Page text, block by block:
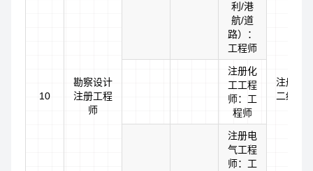
10
勘察设计
注册工程
师
注册结
二级：
利/港
航/道
路）：
工程师
注册化
工工程
师：工
程师
注册电
气工程
师：工